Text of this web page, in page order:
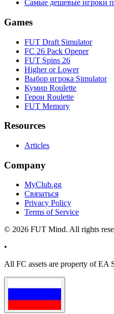
Самые дешевые игроки
Games
FUT Draft Simulator
FC 26 Pack Opener
FUT Spins 26
Higher or Lower
Выбор игрока Simulator
Кумир Roulette
Герои Roulette
FUT Memory
Resources
Articles
Company
MyClub.gg
Связаться
Privacy Policy
Terms of Service
© 2026 FUT Mind. All rights
•
All FC assets are property of EA